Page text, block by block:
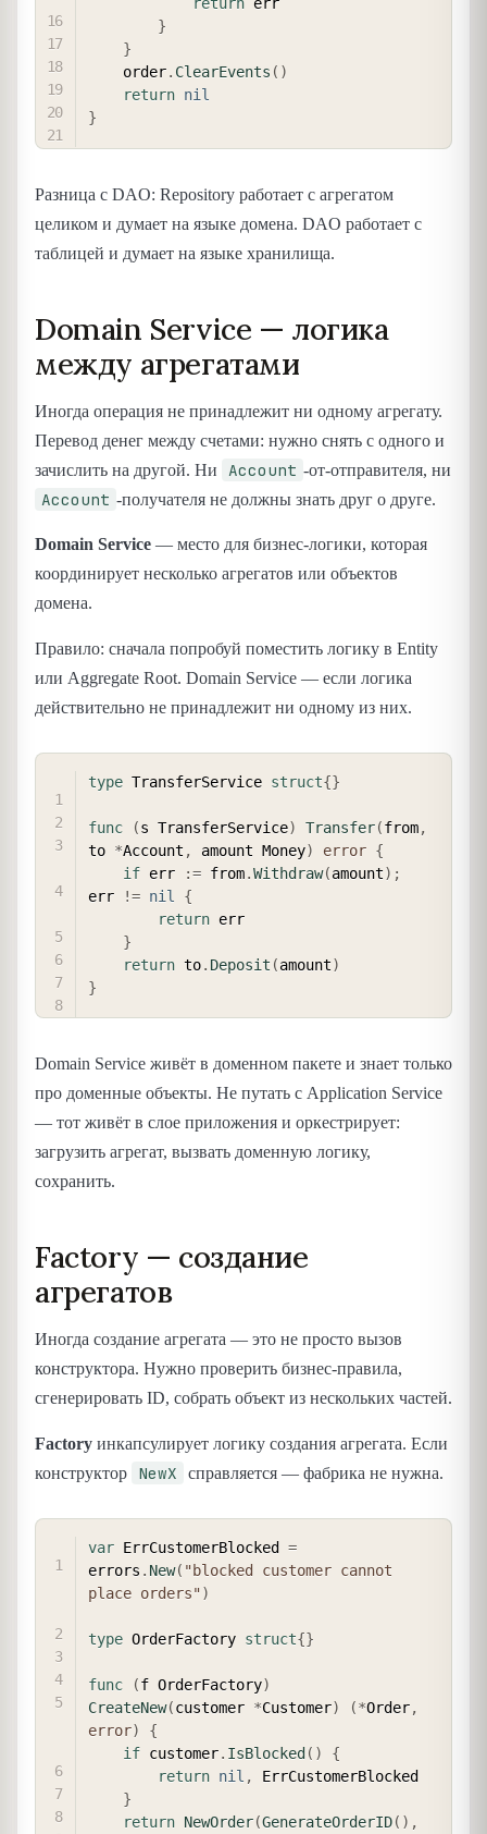
return err
}
}
	order
. ClearEvents ( )
return nil
}
Разница с DAO: Repository работает с агрегатом
целиком и думает на языке домена. DAO работает с
таблицей и думает на языке хранилища.
Domain Service — логика
между агрегатами
Иногда операция не принадлежит ни одному агрегату.
Перевод денег между счетами: нужно снять с одного и
зачислить на другой. Ни
Account -от-отправителя, ни
Account -получателя не должны знать друг о друге.
Domain Service — место для бизнес-логики, которая
координирует несколько агрегатов или объектов
домена.
Правило: сначала попробуй поместить логику в Entity
или Aggregate Root. Domain Service — если логика
действительно не принадлежит ни одному из них.
type TransferService struct{}
func (s TransferService) Transfer(from,
to *Account , amount Money) error {
if err := from.Withdraw(amount) ;
err
!= nil
{
return err
}
return to. Deposit (amount)
}
Domain Service живёт в доменном пакете и знает только
про доменные объекты. Не путать с Application Service
— тот живёт в слое приложения и оркестрирует:
загрузить агрегат, вызвать доменную логику,
сохранить.
Factory — создание
агрегатов
Иногда создание агрегата — это не просто вызов
конструктора. Нужно проверить бизнес-правила,
сгенерировать ID, собрать объект из нескольких частей.
Factory инкапсулирует логику создания агрегата. Если
конструктор
NewX справляется — фабрика не нужна.
var ErrCustomerBlocked =
errors . New( "blocked customer cannot
place orders")
type OrderFactory struct{}
func (f OrderFactory)
CreateNew(customer *Customer) (*Order,
error)
{
if customer. IsBlocked ( )
{
return nil ,
ErrCustomerBlocked
}
return NewOrder(GenerateOrderID( ) ,